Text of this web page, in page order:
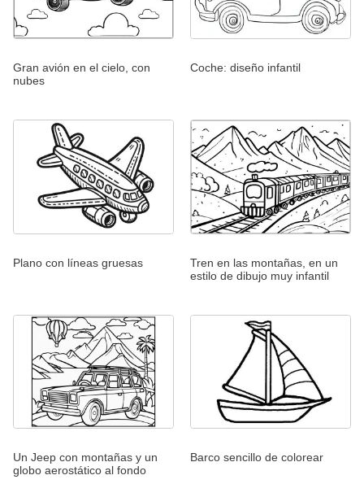
Gran avión en el cielo, con
nubes
Coche: diseño infantil
Plano con líneas gruesas
Tren en las montañas, en un
estilo de dibujo muy infantil
Un Jeep con montañas y un
globo aerostático al fondo
Barco sencillo de colorear